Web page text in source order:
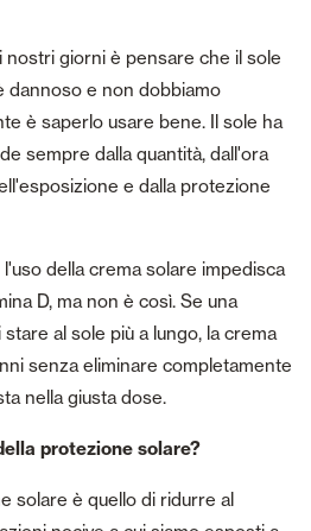
nostri giorni è pensare che il sole
dannoso e non dobbiamo
è saperlo usare bene. Il sole ha
sempre dalla quantità, dall'ora
e dalla protezione
della crema solare impedisca
D, ma non è così. Se una
al sole più a lungo, la crema
senza eliminare completamente
nella giusta dose.
protezione solare?
solare è quello di ridurre al